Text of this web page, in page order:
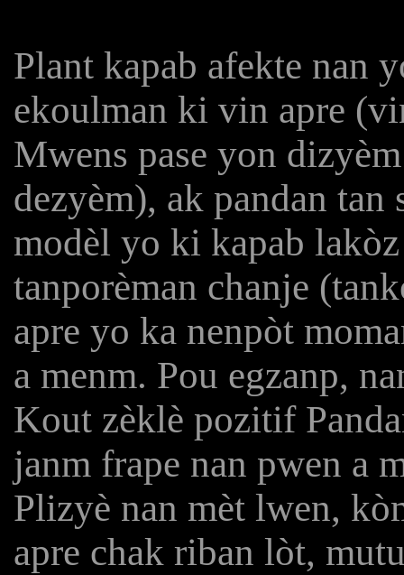
Plant kapab afekte nan
ekoulman ki vin apre
Mwens pase yon
dezyèm), ak pandan tan
modèl yo ki kapab
tanporèman chanje
apre yo ka nenpòt
a menm. Pou egzanp,
Kout zèklè pozitif
janm frape nan pwen a
Plizyè nan mèt lwen,
apre chak riban lòt,